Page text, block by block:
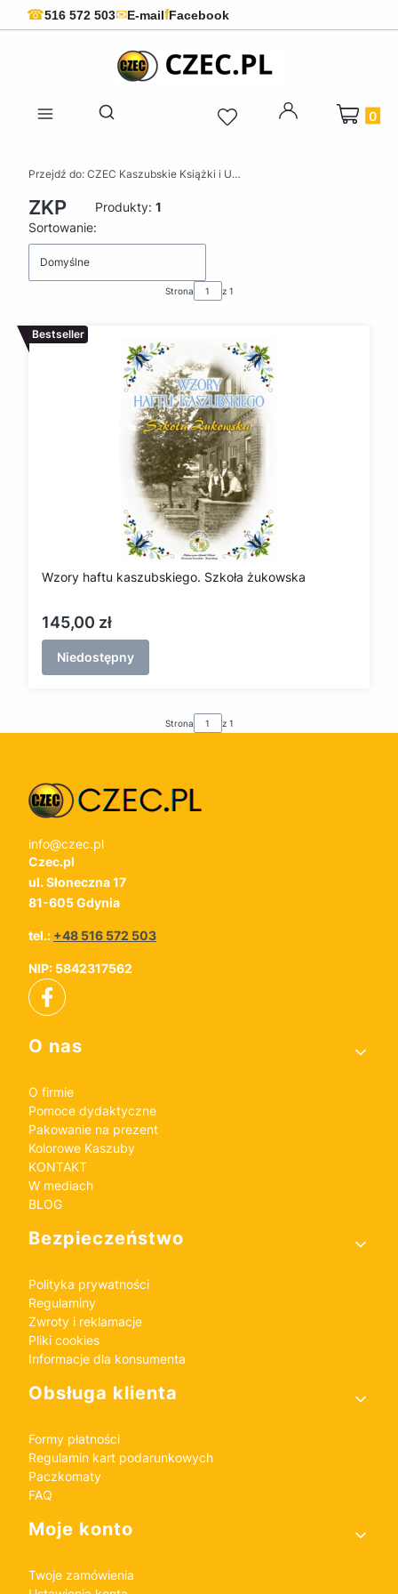
☎516 572 503✉E-mailfFacebook
Otwórz wyszukiwarkę
Produkty
Przejdź do: CZEC Kaszubskie Książki i Upominki - Pamiątki z Kaszub
ZKP Produkty: 1
Lista produktów
Sortowanie:
Domyślne
Strona z 1
Bestseller
Wzory haftu kaszubskiego. Szkoła żukowska
Cena
145,00 zł
Niedostępny
Strona z 1
info@czec.pl
Czec.pl
ul. Słoneczna 17
81-605 Gdynia
tel.: +48 516 572 503
NIP: 5842317562
Linki w stopce
O nas
O firmie
Pomoce dydaktyczne
Pakowanie na prezent
Kolorowe Kaszuby
KONTAKT
W mediach
BLOG
Bezpieczeństwo
Polityka prywatności
Regulaminy
Zwroty i reklamacje
Pliki cookies
Informacje dla konsumenta
Obsługa klienta
Formy płatności
Regulamin kart podarunkowych
Paczkomaty
FAQ
Moje konto
Twoje zamówienia